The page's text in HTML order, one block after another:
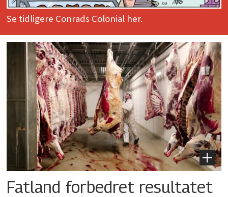
Se tidligere Conrads Colonial her.
Fatland forbedret resultatet